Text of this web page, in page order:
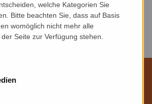
gefunden.
welche Kategorien Sie
Bitte beachten Sie, dass auf Basis
womöglich nicht mehr alle
Seite zur Verfügung stehen.